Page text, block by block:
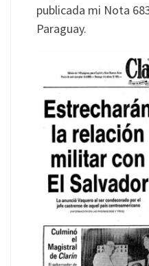
publicada mi Nota
Paraguay.